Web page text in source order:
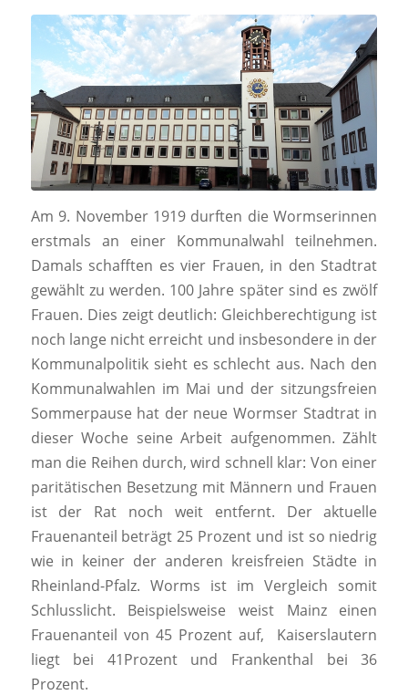
Am 9. November 1919 durften die Wormserinnen
erstmals an einer Kommunalwahl teilnehmen.
Damals schafften es vier Frauen, in den Stadtrat
gewählt zu werden. 100 Jahre später sind es zwölf
Frauen. Dies zeigt deutlich: Gleichberechtigung ist
noch lange nicht erreicht und insbesondere in der
Kommunalpolitik sieht es schlecht aus. Nach den
Kommunalwahlen im Mai und der sitzungsfreien
Sommerpause hat der neue Wormser Stadtrat in
dieser Woche seine Arbeit aufgenommen. Zählt
man die Reihen durch, wird schnell klar: Von einer
paritätischen Besetzung mit Männern und Frauen
ist der Rat noch weit entfernt. Der aktuelle
Frauenanteil beträgt 25 Prozent und ist so niedrig
wie in keiner der anderen kreisfreien Städte in
Rheinland-Pfalz. Worms ist im Vergleich somit
Schlusslicht. Beispielsweise weist Mainz einen
Frauenanteil von 45 Prozent auf, Kaiserslautern
liegt bei 41Prozent und Frankenthal bei 36
Prozent.